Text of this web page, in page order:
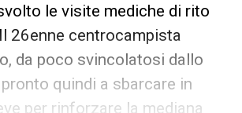
le visite mediche di rito
26enne centrocampista
da poco svincolatosi dallo
pronto quindi a sbarcare in
per rinforzare la mediana